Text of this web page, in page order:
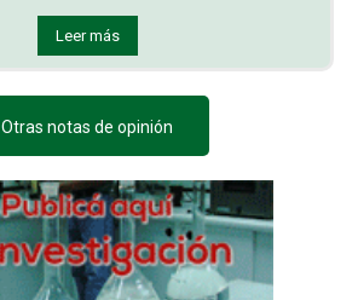
Leer más
Otras notas de opinión